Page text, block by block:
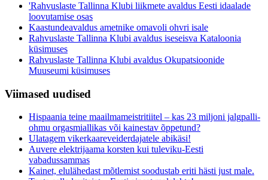
'Rahvuslaste Tallinna Klubi liikmete avaldus Eesti idaalade
loovutamise osas
Kaastundeavaldus ametnike omavoli ohvri isale
Rahvuslaste Tallinna Klubi avaldus iseseisva Kataloonia
küsimuses
Rahvuslaste Tallinna Klubi avaldus Okupatsioonide
Muuseumi küsimuses
Viimased uudised
Hispaania teine maailmameistritiitel – kas 23 miljoni jalgpalli-
ohmu orgasmiallikas või kainestav õppetund?
Ulatagem vikerkaareveiderdajatele abikäsi!
Auvere elektrijaama korsten kui tuleviku-Eesti
vabadussammas
Kainet, elulähedast mõtlemist soodustab eriti hästi just male.